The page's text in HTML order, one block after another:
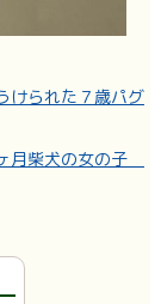
けられた７歳パグ
月柴犬の女の子